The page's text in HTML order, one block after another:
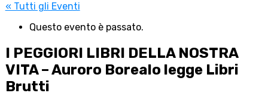
« Tutti gli Eventi
Questo evento è passato.
I PEGGIORI LIBRI DELLA NOSTRA
VITA – Auroro Borealo legge Libri
Brutti